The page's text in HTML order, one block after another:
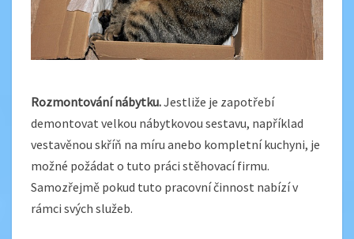
Rozmontování nábytku.Jestliže je zapotřebí
demontovat velkou nábytkovou sestavu, například
vestavěnou skříň na míru anebo kompletní kuchyni, je
možné požádat o tuto práci stěhovací firmu.
Samozřejmě pokud tuto pracovní činnost nabízí v
rámci svých služeb.